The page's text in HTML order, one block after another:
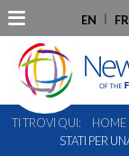
EN FR
TI TROVI QUI: HOME
STATI PER